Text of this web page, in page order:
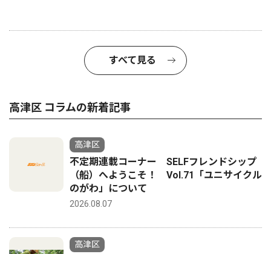
すべて見る
高津区 コラムの新着記事
高津区
不定期連載コーナー SELFフレンドシップ
（船）へようこそ！ Vol.71「ユニサイクル
のがわ」について
2026.08.07
高津区